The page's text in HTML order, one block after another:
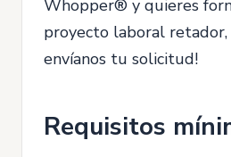
Whopper® y quieres
proyecto laboral retador,
envíanos tu solicitud!
Requisitos